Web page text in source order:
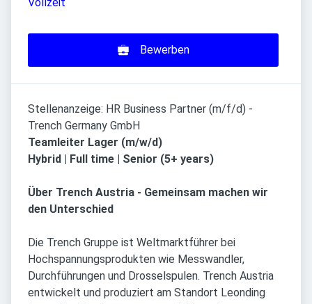
Bewerben
Stellenanzeige: HR Business Partner (m/f/d) -
Trench Germany GmbH
Teamleiter Lager (m/w/d)
Hybrid | Full time | Senior (5+ years)
Über Trench Austria - Gemeinsam machen wir
den Unterschied
Die Trench Gruppe ist Weltmarktführer bei
Hochspannungsprodukten wie Messwandler,
Durchführungen und Drosselspulen. Trench Austria
entwickelt und produziert am Standort Leonding